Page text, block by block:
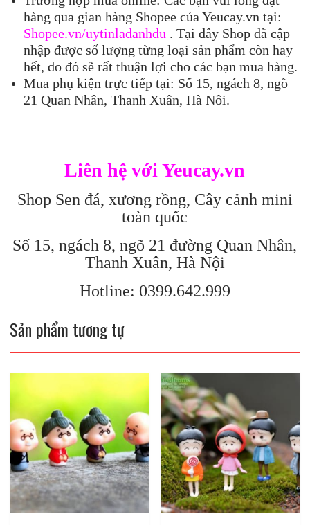
hàng qua gian hàng Shopee của Yeucay.vn tại:
Shopee.vn/uytinladanhdu . Tại đây Shop đã cập
nhập được số lượng từng loại sản phẩm còn hay
hết, do đó sẽ rất thuận lợi cho các bạn mua hàng.
Mua phụ kiện trực tiếp tại: Số 15, ngách 8, ngõ
21 Quan Nhân, Thanh Xuân, Hà Nôi.
Liên hệ với Yeucay.vn
Shop Sen đá, xương rồng, Cây cảnh mini
toàn quốc
Số 15, ngách 8, ngõ 21 đường Quan Nhân,
Thanh Xuân, Hà Nội
Hotline: 0399.642.999
Sản phẩm tương tự